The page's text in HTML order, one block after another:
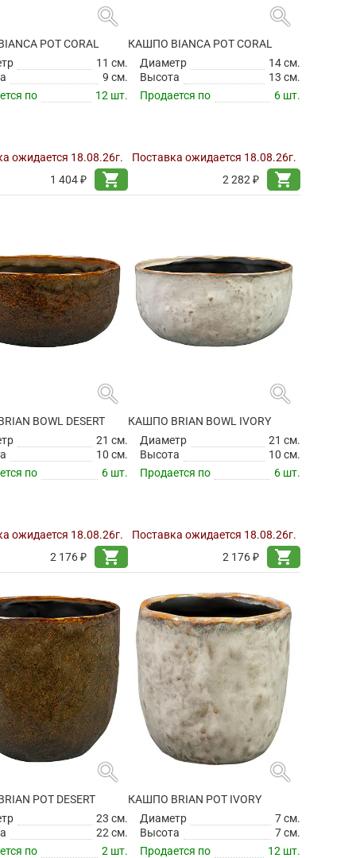
search
POT CORAL
11 см.
9 см.
по
12 шт.
ожидается 18.08.26г.
1 404 ₽
shopping_cart
search
КАШПО BIANCA POT CORAL
Диаметр
14 см.
Высота
13 см.
Продается по
6 шт.
Поставка ожидается 18.08.26г.
2 282 ₽
shopping_cart
search
BOWL DESERT
21 см.
10 см.
по
6 шт.
ожидается 18.08.26г.
2 176 ₽
shopping_cart
search
КАШПО BRIAN BOWL IVORY
Диаметр
21 см.
Высота
10 см.
Продается по
6 шт.
Поставка ожидается 18.08.26г.
2 176 ₽
shopping_cart
search
POT DESERT
23 см.
22 см.
по
2 шт.
search
КАШПО BRIAN POT IVORY
Диаметр
7 см.
Высота
7 см.
Продается по
12 шт.